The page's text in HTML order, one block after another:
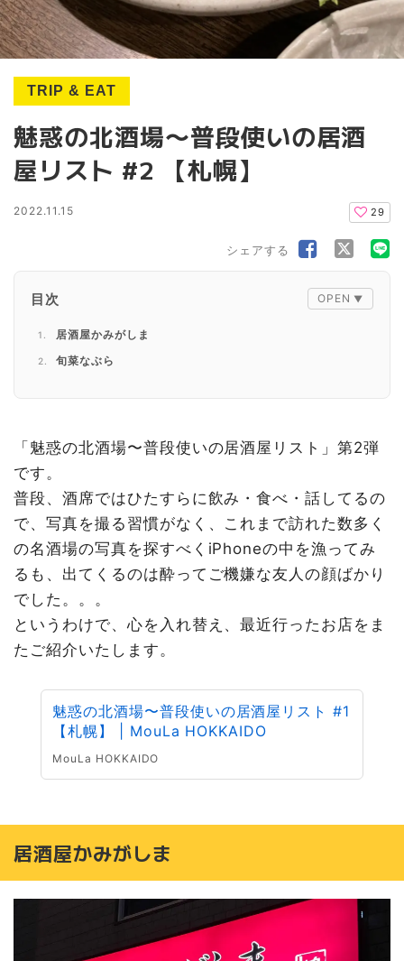
TRIP & EAT
魅惑の北酒場〜普段使いの居酒
屋リスト #2 【札幌】
2022.11.15 29
シェアする
目次
居酒屋かみがしま
旬菜なぶら
「魅惑の北酒場〜普段使いの居酒屋リスト」第2弾
です。
普段、酒席ではひたすらに飲み・食べ・話してるの
で、写真を撮る習慣がなく、これまで訪れた数多く
の名酒場の写真を探すべくiPhoneの中を漁ってみ
るも、出てくるのは酔ってご機嫌な友人の顔ばかり
でした。。。
というわけで、心を入れ替え、最近行ったお店をま
たご紹介いたします。
魅惑の北酒場〜普段使いの居酒屋リスト #1
【札幌】 | MouLa HOKKAIDO
MouLa HOKKAIDO
居酒屋かみがしま